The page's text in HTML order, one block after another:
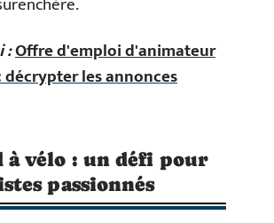
:Offre d'emploi d'animateur
les annonces
à vélo : un défi pour
passionnés